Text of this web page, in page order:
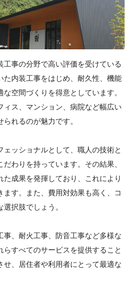
工事の分野で高い評価を受けている
た内装工事をはじめ、耐久性、機能
空間づくりを得意としています。
ィス、マンション、病院など幅広い
れるのが魅力です。
ェッショナルとして、職人の技術と
わりを持っています。その結果、
た成果を発揮しており、これにより
す。また、費用対効果も高く、コ
択肢でしょう。
事、耐火工事、防音工事など多様な
らすべてのサービスを提供すること
せ、居住者や利用者にとって最適な